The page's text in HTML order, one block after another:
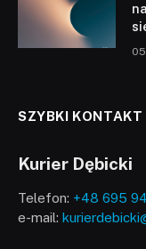
SZYBKI KONTAKT
Kurier Dębicki
Telefon: +48 695
e-mail: